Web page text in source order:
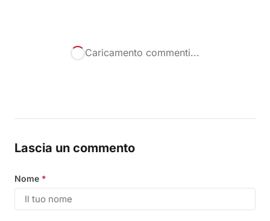
Caricamento commenti...
Lascia un commento
Nome *